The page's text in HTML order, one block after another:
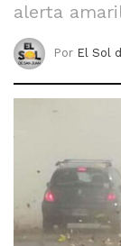
alerta
Por El Sol